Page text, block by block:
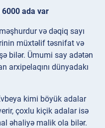
6000 ada var
və dəqiq sayı
müxtəlif təsnifat və
bilər. Ümumi say adətən
arxipelaqını dünyadakı
kimi böyük adalar
çoxlu kiçik adalar isə
əhaliyə malik ola bilər.